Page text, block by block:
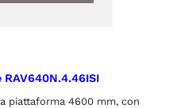
piattaforma 4600 mm, con